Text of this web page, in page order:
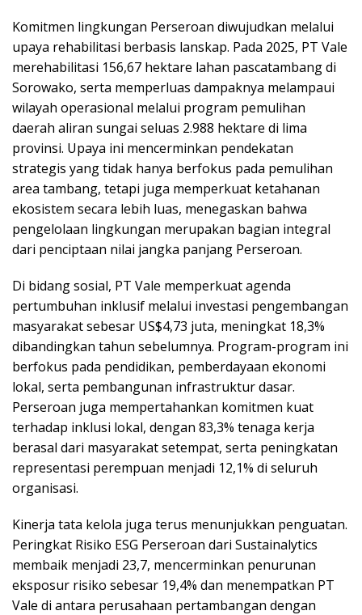
Komitmen lingkungan Perseroan diwujudkan melalui
upaya rehabilitasi berbasis lanskap. Pada 2025, PT Vale
merehabilitasi 156,67 hektare lahan pascatambang di
Sorowako, serta memperluas dampaknya melampaui
wilayah operasional melalui program pemulihan
daerah aliran sungai seluas 2.988 hektare di lima
provinsi. Upaya ini mencerminkan pendekatan
strategis yang tidak hanya berfokus pada pemulihan
area tambang, tetapi juga memperkuat ketahanan
ekosistem secara lebih luas, menegaskan bahwa
pengelolaan lingkungan merupakan bagian integral
dari penciptaan nilai jangka panjang Perseroan.
Di bidang sosial, PT Vale memperkuat agenda
pertumbuhan inklusif melalui investasi pengembangan
masyarakat sebesar US$4,73 juta, meningkat 18,3%
dibandingkan tahun sebelumnya. Program-program ini
berfokus pada pendidikan, pemberdayaan ekonomi
lokal, serta pembangunan infrastruktur dasar.
Perseroan juga mempertahankan komitmen kuat
terhadap inklusi lokal, dengan 83,3% tenaga kerja
berasal dari masyarakat setempat, serta peningkatan
representasi perempuan menjadi 12,1% di seluruh
organisasi.
Kinerja tata kelola juga terus menunjukkan penguatan.
Peringkat Risiko ESG Perseroan dari Sustainalytics
membaik menjadi 23,7, mencerminkan penurunan
eksposur risiko sebesar 19,4% dan menempatkan PT
Vale di antara perusahaan pertambangan dengan